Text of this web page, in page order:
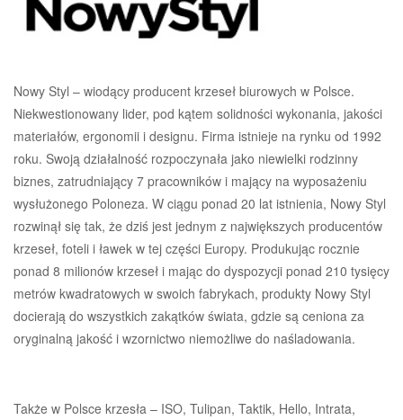
Nowy Styl – wiodący producent krzeseł biurowych w Polsce.
Niekwestionowany lider, pod kątem solidności wykonania, jakości
materiałów, ergonomii i designu. Firma istnieje na rynku od 1992
roku. Swoją działalność rozpoczynała jako niewielki rodzinny
biznes, zatrudniający 7 pracowników i mający na wyposażeniu
wysłużonego Poloneza. W ciągu ponad 20 lat istnienia, Nowy Styl
rozwinął się tak, że dziś jest jednym z największych producentów
krzeseł, foteli i ławek w tej części Europy. Produkując rocznie
ponad 8 milionów krzeseł i mając do dyspozycji ponad 210 tysięcy
metrów kwadratowych w swoich fabrykach, produkty Nowy Styl
docierają do wszystkich zakątków świata, gdzie są ceniona za
oryginalną jakość i wzornictwo niemożliwe do naśladowania.
Także w Polsce krzesła – ISO, Tulipan, Taktik, Hello, Intrata,